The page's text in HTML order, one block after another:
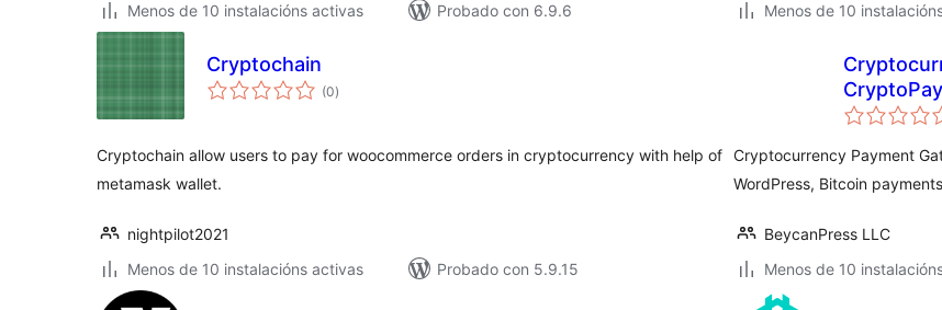
Menos de 10 instalacións activas
Probado con 6.9.6
Menos de 10
Cryptochain
(0valoracións
totais
)
Cryptochain allow users to pay for woocommerce orders in cryptocurrency with help of
metamask wallet.
nightpilot2021
Menos de 10 instalacións activas
Probado con 5.9.15
CryptoPay
Cryptocurrency Payment
WordPress, Bitcoin
BeycanPress LLC
Menos de 10